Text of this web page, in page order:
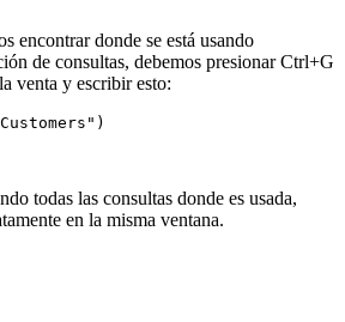
encontrar donde se está usando
de consultas, debemos presionar Ctrl+G
venta y escribir esto:
todas las consultas donde es usada,
en la misma ventana.